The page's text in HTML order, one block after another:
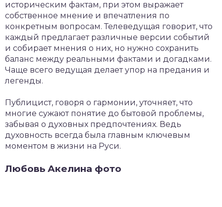
историческим фактам, при этом выражает
собственное мнение и впечатления по
конкретным вопросам. Телеведущая говорит, что
каждый предлагает различные версии событий
и собирает мнения о них, но нужно сохранить
баланс между реальными фактами и догадками.
Чаще всего ведущая делает упор на предания и
легенды.
Публицист, говоря о гармонии, уточняет, что
многие сужают понятие до бытовой проблемы,
забывая о духовных предпочтениях. Ведь
духовность всегда была главным ключевым
моментом в жизни на Руси.
Любовь Акелина фото